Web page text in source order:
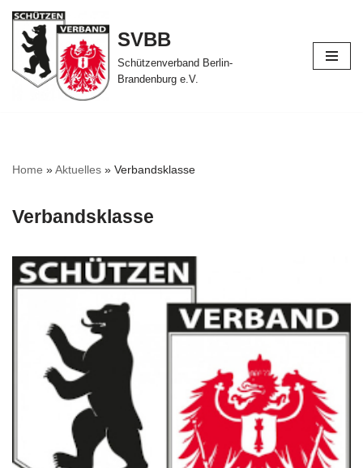
Zum
Inhalt
springen
SVBB
Schützenverband Berlin-
Brandenburg e.V.
Home »Aktuelles » Verbandsklasse
Verbandsklasse